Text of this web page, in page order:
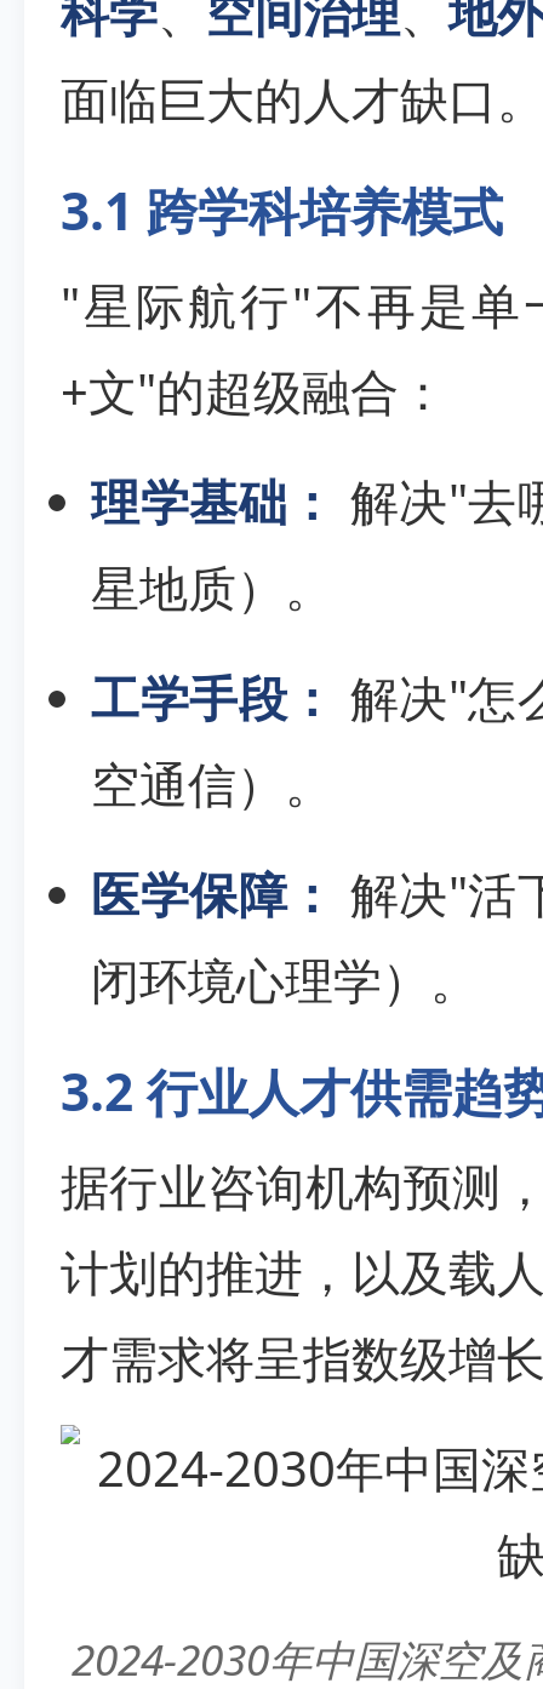
面临巨大的人才缺口
3.1 跨学科培养模式
"星际航行"不再是
+文"的超级融合：
理学基础： 解决"去
星地质）。
工学手段： 解决"怎
空通信）。
医学保障： 解决"活
闭环境心理学）。
3.2 行业人才供需趋
据行业咨询机构预测
计划的推进，以及载
才需求将呈指数级增
2024-2030年中国深空